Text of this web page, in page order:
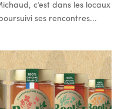
c’est dans les locaux
ses rencontres...